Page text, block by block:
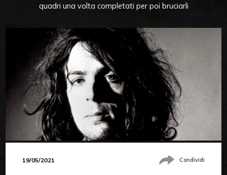
quadri una volta completati per poi bruciarli
19/05/2021 Condividi